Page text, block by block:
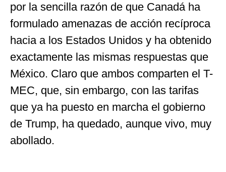
por la sencilla razón de que Canadá ha
formulado amenazas de acción recíproca
hacia a los Estados Unidos y ha obtenido
exactamente las mismas respuestas que
México. Claro que ambos comparten el T-
MEC, que, sin embargo, con las tarifas
que ya ha puesto en marcha el gobierno
de Trump, ha quedado, aunque vivo, muy
abollado.